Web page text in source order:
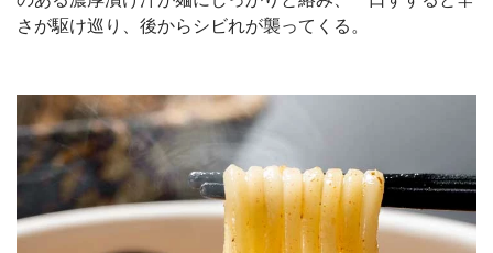
さが駆け巡り、後からシビれが襲ってくる。